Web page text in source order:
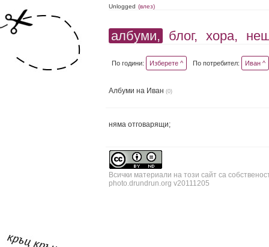
Unlogged (влез)
албуми, блог, хора,
По години: Изберете ^ По потребител: Иван ^
Албуми на Иван(0)
няма отговарящи;
Всички материали на този сайт са
photo.drundrun.org v20111205